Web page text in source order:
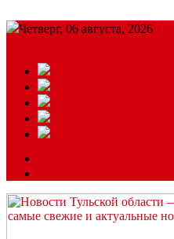
Четверг, 06 августа, 2026